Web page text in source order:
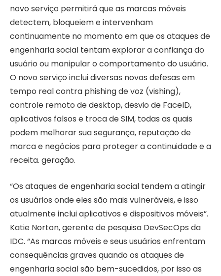
novo serviço permitirá que as marcas móveis
detectem, bloqueiem e intervenham
continuamente no momento em que os ataques de
engenharia social tentam explorar a confiança do
usuário ou manipular o comportamento do usuário.
O novo serviço inclui diversas novas defesas em
tempo real contra phishing de voz (vishing),
controle remoto de desktop, desvio de FaceID,
aplicativos falsos e troca de SIM, todas as quais
podem melhorar sua segurança, reputação de
marca e negócios para proteger a continuidade e a
receita. geração.
“Os ataques de engenharia social tendem a atingir
os usuários onde eles são mais vulneráveis, e isso
atualmente inclui aplicativos e dispositivos móveis”.
Katie Norton, gerente de pesquisa DevSecOps da
IDC. “As marcas móveis e seus usuários enfrentam
consequências graves quando os ataques de
engenharia social são bem-sucedidos, por isso as